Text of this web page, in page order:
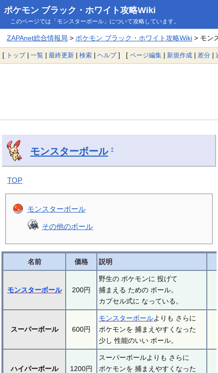
ポケモン ブラック・ホワイト攻略Wiki
このページでは「モンスターボール」について攻略しています。
ZAPAnet総合情報局 > ポケモン ブラック・ホワイト攻略Wiki> モン
[ トップ| 一覧 | 最終更新 | 検索 | ヘルプ] [ ページ編集 | 新規作成 | 差分 |
モンスターボール †
TOP
モンスターボール
その他のボール
名前 価格 説明
モンスターボール 200円
野生の ポケモンに 投げて
捕まえる ための ボール。
カプセル式に なっている。
スーパーボール 600円
モンスターボールよりも さらに
ポケモンを 捕まえやすくなった
少し 性能のいい ボール。
ハイパーボール 1200円
スーパーボールよりも さらに
ポケモンを 捕まえやすくなった